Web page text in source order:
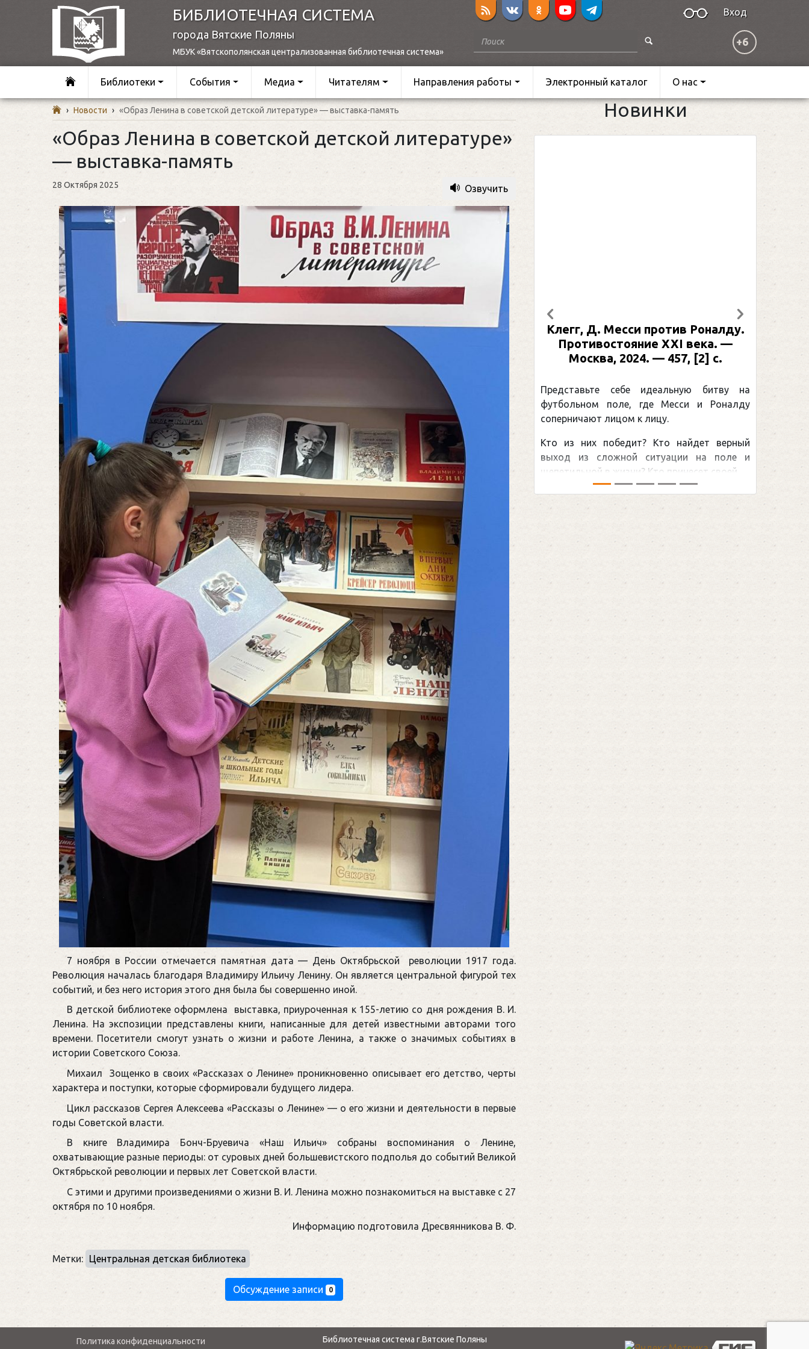
БИБЛИОТЕЧНАЯ СИСТЕМА
города Вятские Поляны
МБУК «Вятскополянская централизованная библиотечная система»
Вход
+6
Библиотеки События Медиа Читателям Направления работы Электронный каталог О нас
› Новости › «Образ Ленина в советской детской литературе» — выставка-память
«Образ Ленина в советской детской литературе»
— выставка-память
28 Октября 2025 Озвучить
7 ноября в России отмечается памятная дата — День Октябрьской революции 1917 года.
Революция началась благодаря Владимиру Ильичу Ленину. Он является центральной фигурой тех
событий, и без него история этого дня была бы совершенно иной.
В детской библиотеке оформлена выставка, приуроченная к 155-летию со дня рождения В. И.
Ленина. На экспозиции представлены книги, написанные для детей известными авторами того
времени. Посетители смогут узнать о жизни и работе Ленина, а также о значимых событиях в
истории Советского Союза.
Михаил Зощенко в своих «Рассказах о Ленине» проникновенно описывает его детство, черты
характера и поступки, которые сформировали будущего лидера.
Цикл рассказов Сергея Алексеева «Рассказы о Ленине» — о его жизни и деятельности в первые
годы Советской власти.
В книге Владимира Бонч-Бруевича «Наш Ильич» собраны воспоминания о Ленине,
охватывающие разные периоды: от суровых дней большевистского подполья до событий Великой
Октябрьской революции и первых лет Советской власти.
С этими и другими произведениями о жизни В. И. Ленина можно познакомиться на выставке с 27
октября по 10 ноября.
Информацию подготовила Дресвянникова В. Ф.
Метки: Центральная детская библиотека
Обсуждение записи 0
Новинки
Клегг, Д. Месси против Роналду.
Противостояние XXI века. —
Москва, 2024. — 457, [2] с.
Представьте себе идеальную битву на
футбольном поле, где Месси и Роналду
соперничают лицом к лицу.
Кто из них победит? Кто найдет верный
выход из сложной ситуации на поле и
щепетильной в жизни? Кто принесет своей ...
Рабинер, И. Я. Александр Овечкин
: иллюстрированная биография. —
Москва, 2024 (макет 2025). — 133,
Спорт)
снайперским рекордом НХЛ, который
принадлежит великому канадцу Уэйну
Гретцки, — едва ли не самая обсуждаемая
хоккейная тема последних лет в мире.Перед
сезоном Национальной хоккейной лиги — ...
Предыдущий Следующий
Политика конфиденциальности Библиотечная система г.Вятские Поляны